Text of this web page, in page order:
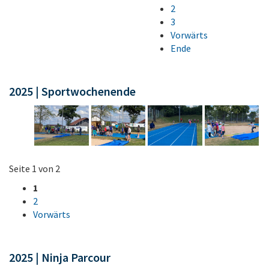
2
3
Vorwärts
Ende
2025 | Sportwochenende
Seite 1 von 2
1
2
Vorwärts
2025 | Ninja Parcour